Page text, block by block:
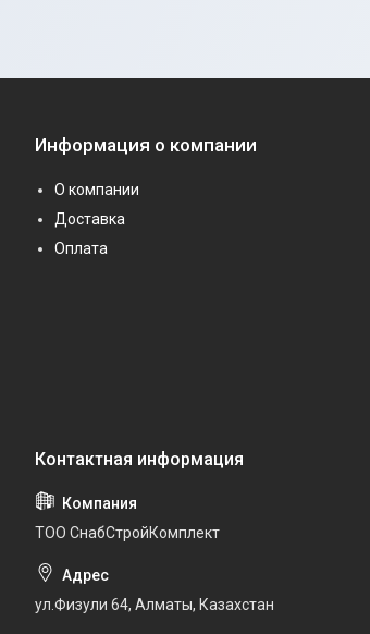
Информация о компании
О компании
Доставка
Оплата
ТОО СнабСтройКомплект
ул.Физули 64, Алматы, Казахстан